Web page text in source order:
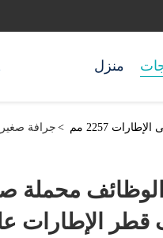
منزل
جرافة >
الوظائف محملة
الإطارات